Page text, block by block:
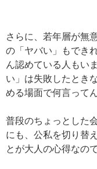
さらに、若年層が無
の「ヤバい」もでき
ん認めている人もい
い」は失敗したとき
める場面で何言って
普段のちょっとした
にも、公私を切り替
とが大人の心得なので